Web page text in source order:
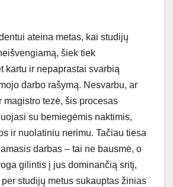
ateina metas, kai studijų
šiek tiek
kartu ir nepaprastai svarbią
darbo rašymą. Nesvarbu, ar
magistro tezė, šis procesas
su bemiegėmis naktimis,
ir nuolatiniu nerimu. Tačiau tiesa
darbas – tai ne bausmė, o
gilintis į jus dominančią sritį,
studijų metus sukauptas žinias